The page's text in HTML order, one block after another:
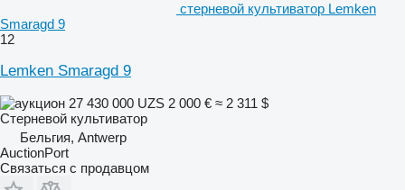
стерневой культиватор Lemken
Smaragd 9
12
Lemken Smaragd 9
27 430 000 UZS 2 000 € ≈ 2 311 $
Стерневой культиватор
Бельгия, Antwerp
AuctionPort
Связаться с продавцом